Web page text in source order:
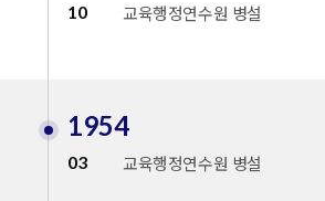
10 교육행정연수원 병설
1954
03 교육행정연수원 병설